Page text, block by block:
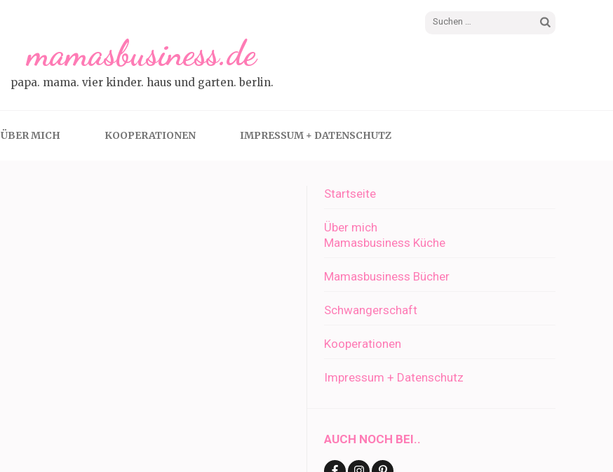
Suchen
mamasbusiness.de
papa. mama. vier kinder. haus und garten. berlin.
ÜBER MICH KOOPERATIONEN IMPRESSUM + DATENSCHUTZ
Startseite
Über mich
Mamasbusiness Küche
Mamasbusiness Bücher
Schwangerschaft
Kooperationen
Impressum + Datenschutz
AUCH NOCH BEI..